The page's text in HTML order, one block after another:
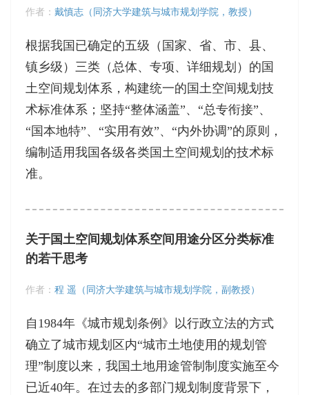
作者： 戴慎志（同济大学建筑与城市规划学院，教授）
根据我国已确定的五级（国家、省、市、县、
镇乡级）三类（总体、专项、详细规划）的国
土空间规划体系，构建统一的国土空间规划技
术标准体系；坚持“整体涵盖”、“总专衔接”、
“国本地特”、“实用有效”、“内外协调”的原则，
编制适用我国各级各类国土空间规划的技术标
准。
关于国土空间规划体系空间用途分区分类标准
的若干思考
作者： 程 遥（同济大学建筑与城市规划学院，副教授）
自1984年《城市规划条例》以行政立法的方式
确立了城市规划区内“城市土地使用的规划管
理”制度以来，我国土地用途管制制度实施至今
已近40年。在过去的多部门规划制度背景下，